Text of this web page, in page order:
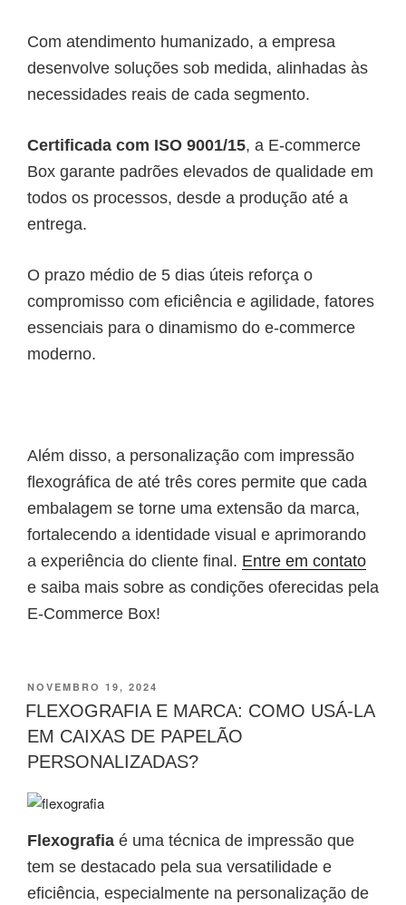
Com atendimento humanizado, a empresa
desenvolve soluções sob medida, alinhadas às
necessidades reais de cada segmento.
Certificada com ISO 9001/15, a E-commerce
Box garante padrões elevados de qualidade em
todos os processos, desde a produção até a
entrega.
O prazo médio de 5 dias úteis reforça o
compromisso com eficiência e agilidade, fatores
essenciais para o dinamismo do e-commerce
moderno.
Além disso, a personalização com impressão
flexográfica de até três cores permite que cada
embalagem se torne uma extensão da marca,
fortalecendo a identidade visual e aprimorando
a experiência do cliente final. Entre em contato
e saiba mais sobre as condições oferecidas pela
E-Commerce Box!
PUBLICADO
EM
NOVEMBRO 19, 2024
FLEXOGRAFIA E MARCA: COMO USÁ-LA
EM CAIXAS DE PAPELÃO
PERSONALIZADAS?
Flexografia é uma técnica de impressão que
tem se destacado pela sua versatilidade e
eficiência, especialmente na personalização de